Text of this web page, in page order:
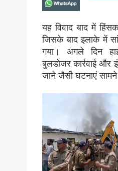
यह विवाद बाद में
जिसके बाद इलाके में
गया। अगले दिन
बुलडोजर कार्रवाई और
जाने जैसी घटनाएं